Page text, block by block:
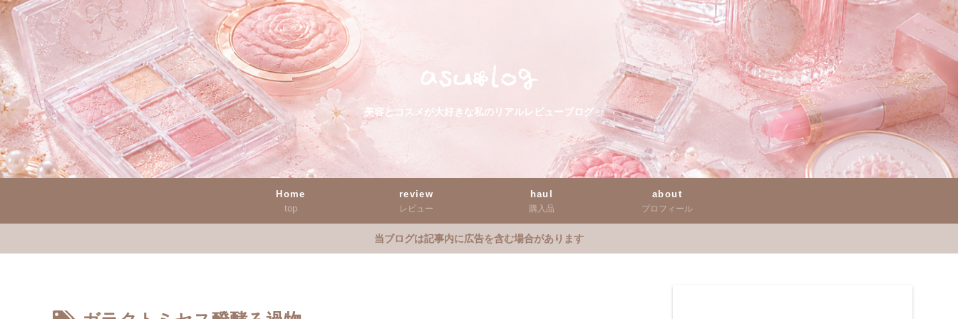
美容とコスメが大好きな私のリアルレビューブログ
Home
top
review
レビュー
haul
購入品
about
プロフィール
当ブログは記事内に広告を含む場合があります